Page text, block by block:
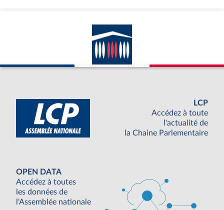
LCP
Accédez à toute
l'actualité de
la Chaine Parlementaire
OPEN DATA
Accédez à toutes
les données de
l'Assemblée nationale